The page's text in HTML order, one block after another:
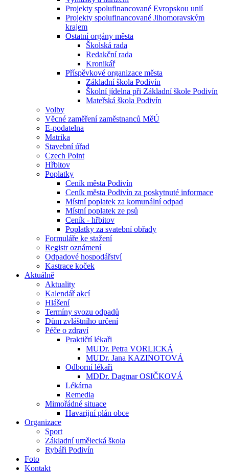
Projekty spolufinancované Evropskou unií
Projekty spolufinancované Jihomoravským
krajem
Ostatní orgány města
Školská rada
Redakční rada
Kronikář
Příspěvkové organizace města
Základní škola Podivín
Školní jídelna při Základní škole Podivín
Mateřská škola Podivín
Volby
Věcné zaměření zaměstnanců MěÚ
E-podatelna
Matrika
Stavební úřad
Czech Point
Hřbitov
Poplatky
Ceník města Podivín
Ceník města Podivín za poskytnuté informace
Místní poplatek za komunální odpad
Místní poplatek ze psů
Ceník - hřbitov
Poplatky za svatební obřady
Formuláře ke stažení
Registr oznámení
Odpadové hospodářství
Kastrace koček
Aktuálně
Aktuality
Kalendář akcí
Hlášení
Termíny svozu odpadů
Dům zvláštního určení
Péče o zdraví
Praktičtí lékaři
MUDr. Petra VORLICKÁ
MUDr. Jana KAZINOTOVÁ
Odborní lékaři
MDDr. Dagmar OSIČKOVÁ
Lékárna
Remedia
Mimořádné situace
Havarijní plán obce
Organizace
Sport
Základní umělecká škola
Rybáři Podivín
Foto
Kontakt